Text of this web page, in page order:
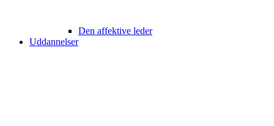
Den affektive leder
Uddannelser